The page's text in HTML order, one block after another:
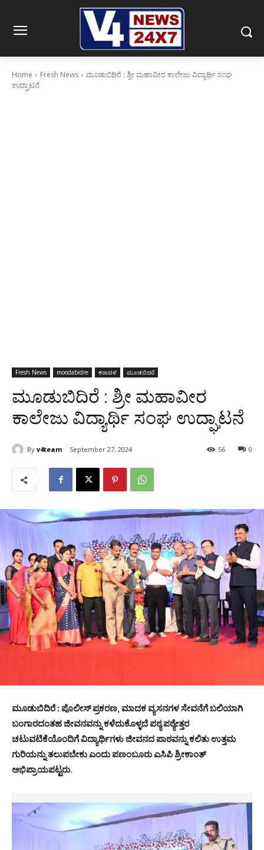
Home Fresh News
ಮೂಡುಬಿದಿರೆ : ಶ್ರೀ ಮಹಾವೀರ ಕಾಲೇಜು ವಿದ್ಯಾರ್ಥಿ ಸಂಘ
ಉದ್ಘಾಟನೆ
Fresh News moodabidre ಕರಾವಳಿ ಮೂಡಬಿದರೆ
ಮೂಡುಬಿದಿರೆ : ಶ್ರೀ ಮಹಾವೀರ
ಕಾಲೇಜು ವಿದ್ಯಾರ್ಥಿ ಸಂಘ ಉದ್ಘಾಟನೆ
By v4team September 27, 2024 0
56
ಮೂಡುಬಿದಿರೆ : ಪೊಲೀಸ್ ಪ್ರಕರಣ, ಮಾದಕ ವ್ಯಸನಗಳ ಸೇವನೆಗೆ ಬಲಿಯಾಗಿ
ಬಂಗಾರದಂತಹ ಜೀವನವನ್ನು ಕಳೆದುಕೊಳ್ಳದೆ ಪಠ್ಯ ಪಠ್ಯೇತ್ತರ
ಚಟುವಟಿಕೆಯೊಂದಿಗೆ ವಿದ್ಯಾರ್ಥಿಗಳು ಜೀವನದ ಪಾಠವನ್ನು ಕಲಿತು ಉತ್ತಮ
ಗುರಿಯನ್ನು ತಲುಪಬೇಕು ಎಂದು ಪಣಂಬೂರು ಎಸಿಪಿ ಶ್ರೀಕಾಂತ್
ಅಭಿಪ್ರಾಯಪಟ್ಟರು.